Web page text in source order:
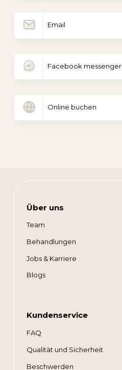
Email
Facebook messenger
Online buchen
8008 Zürich
Über uns
Team
Behandlungen
Jobs & Karriere
Blogs
Kundenservice
FAQ
Qualität und Sicherheit
Beschwerden